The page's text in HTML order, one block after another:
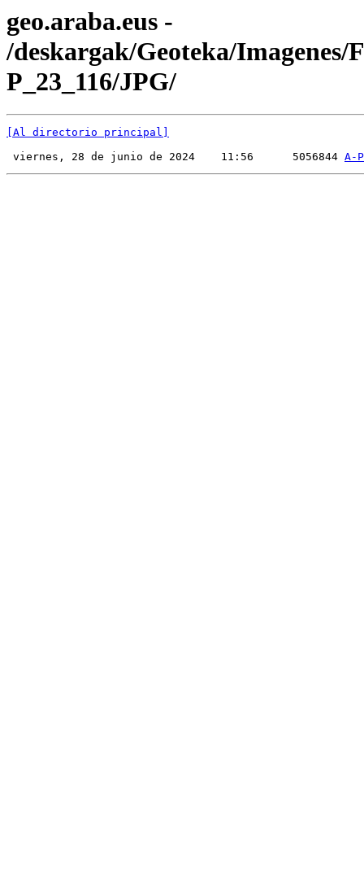
geo.araba.eus -
/deskargak/Geoteka/Imagenes/
P_23_116/JPG/
[Al directorio principal]
viernes, 28 de junio de 2024    11:56      5056844 A-